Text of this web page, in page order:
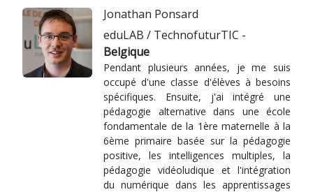
Jonathan Ponsard
eduLAB / TechnofuturTIC -
Belgique
Pendant plusieurs années, je me suis
occupé d'une classe d'élèves à besoins
spécifiques. Ensuite, j'ai intégré une
pédagogie alternative dans une école
fondamentale de la 1ère maternelle à la
6ème primaire basée sur la pédagogie
positive, les intelligences multiples, la
pédagogie vidéoludique et l'intégration
du numérique dans les apprentissages